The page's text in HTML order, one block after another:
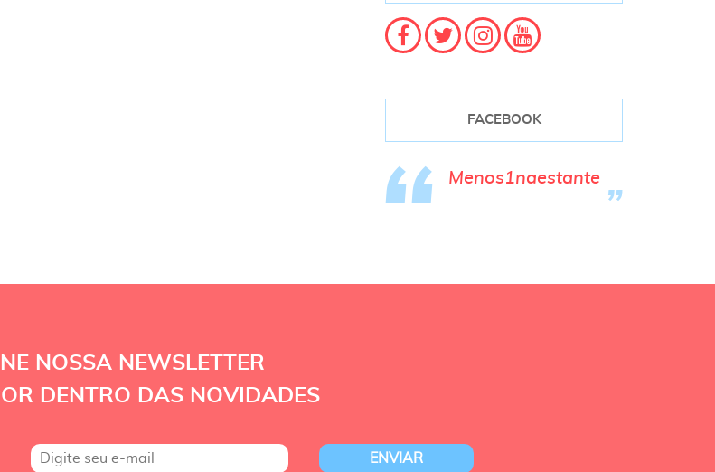
FACEBOOK
Menos1naestante
NOSSA NEWSLETTER
DENTRO DAS NOVIDADES